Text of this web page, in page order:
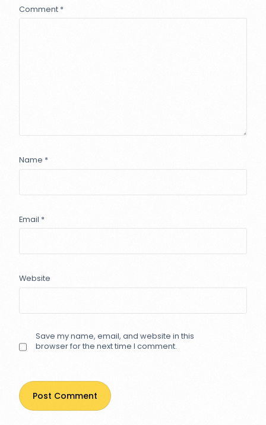
Comment *
Name *
Email *
Website
Save my name, email, and website in this
browser for the next time I comment.